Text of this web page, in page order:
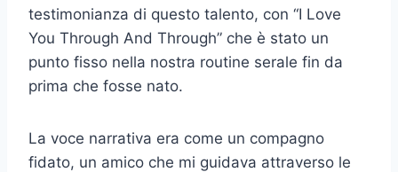
testimonianza di questo talento, con “I Love
You Through And Through” che è stato un
punto fisso nella nostra routine serale fin da
prima che fosse nato.
La voce narrativa era come un compagno
fidato, un amico che mi guidava attraverso le